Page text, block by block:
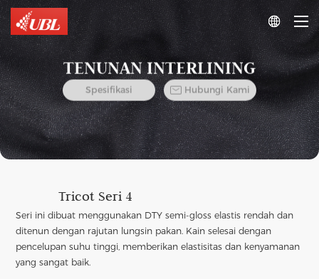

TENUNAN INTERLINING
Spesifikasi  Hubungi Kami
Tricot Seri 4
Seri ini dibuat menggunakan DTY semi-gloss elastis rendah dan
ditenun dengan rajutan lungsin pakan. Kain selesai dengan
pencelupan suhu tinggi, memberikan elastisitas dan kenyamanan
yang sangat baik.